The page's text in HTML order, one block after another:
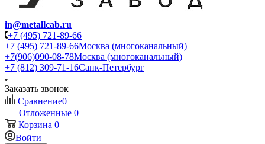
in@metallcab.ru
+7 (495) 721-89-66
+7 (495) 721-89-66Москва (многоканальный)
+7(906)090-08-78Москва (многоканальный)
+7 (812) 309-71-16Санк-Петербург
Заказать звонок
Сравнение0
Отложенные 0
Корзина 0
Войти